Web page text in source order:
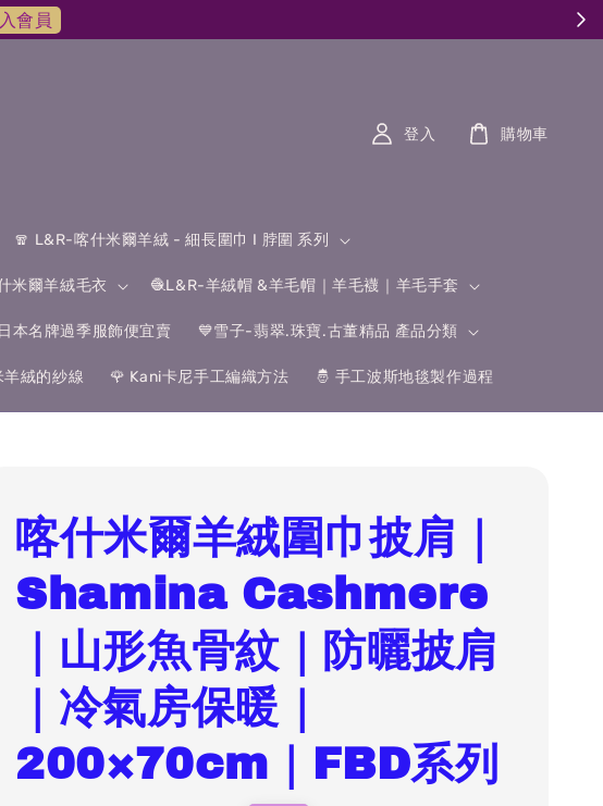
會員
🧣 L&R-喀什米爾羊絨 - 細長圍巾 I 脖圍 系列
米爾羊絨毛衣 🧶L&R-羊絨帽 &羊毛帽｜羊毛襪｜羊毛手套
本名牌過季服飾便宜賣 💙雪子-翡翠.珠寶.古董精品 產品分類
絨的紗線 🌹 Kani卡尼手工編織方法 🤴 手工波斯地毯製作過程
登入 購物車
喀什米爾羊絨圍巾披肩｜
Shamina Cashmere
｜山形魚骨紋｜防曬披肩
｜冷氣房保暖｜
200×70cm｜FBD系列